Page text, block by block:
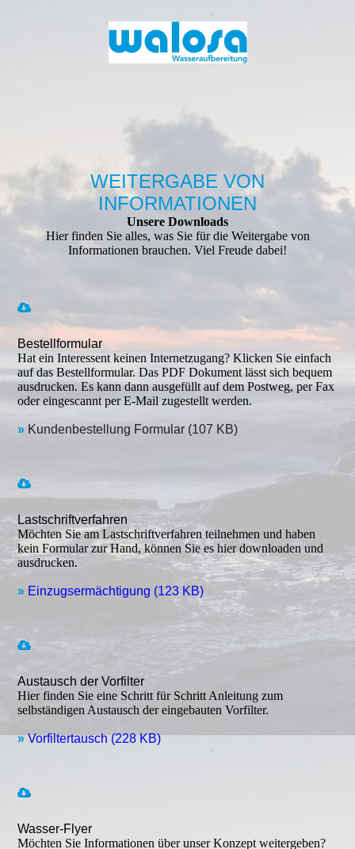
WEITERGABE VON
INFORMATIONEN
Unsere Downloads
Hier finden Sie alles, was Sie für die Weitergabe von
Informationen brauchen. Viel Freude dabei!
Bestellformular
Hat ein Interessent keinen Internetzugang? Klicken Sie einfach
auf das Bestellformular. Das PDF Dokument lässt sich bequem
aus­druck­en. Es kann dann ausgefüllt auf dem Postweg, per Fax
oder einge­scannt per E-Mail zugestellt werden.
» Kundenbestellung Formular (107 KB)
Lastschriftverfahren
Möchten Sie am Lastschriftverfahren teilnehmen und haben
kein Formular zur Hand, können Sie es hier downloaden und
ausdrucken.
» Einzugsermächtigung (123 KB)
Austausch der Vorfilter
Hier finden Sie eine Schritt für Schritt Anleitung zum
selbständigen Austausch der eingebauten Vorfilter.
» Vorfiltertausch (228 KB)
Wasser-Flyer
Möchten Sie Informationen über unser Konzept weitergeben?